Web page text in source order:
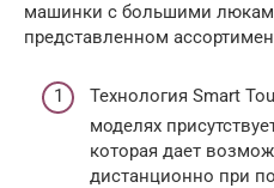
машинки с большими
представленном
Технология Smart
моделях
которая дает
дистанционно при